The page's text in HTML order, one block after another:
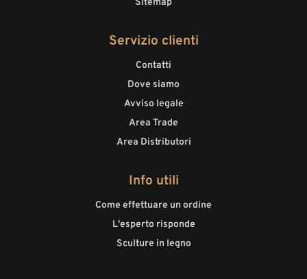
Sitemap
Servizio clienti
Contatti
Dove siamo
Avviso legale
Area Trade
Area Distributori
Info utili
Come effettuare un ordine
L'esperto risponde
Sculture in legno